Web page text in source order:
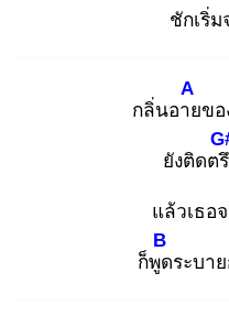
ชักเริ่
กลิ่นอาย
A
ขอ
ยังติดต
แล้วเธอ
ก็พูด
B
ระบา